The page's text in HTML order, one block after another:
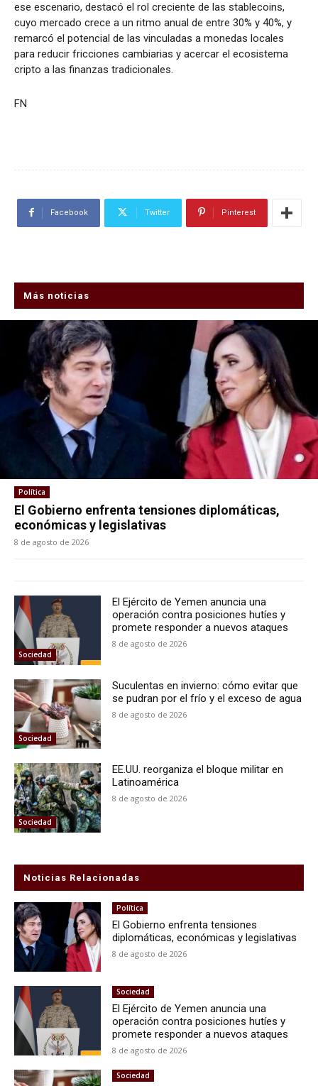
ese escenario, destacó el rol creciente de las stablecoins,
cuyo mercado crece a un ritmo anual de entre 30% y 40%, y
remarcó el potencial de las vinculadas a monedas locales
para reducir fricciones cambiarias y acercar el ecosistema
cripto a las finanzas tradicionales.
FN
Facebook Twitter Pinterest
Más noticias
Política
El Gobierno enfrenta tensiones diplomáticas,
económicas y legislativas
8 de agosto de 2026
Sociedad
El Ejército de Yemen anuncia una
operación contra posiciones hutíes y
promete responder a nuevos ataques
8 de agosto de 2026
Sociedad
Suculentas en invierno: cómo evitar que
se pudran por el frío y el exceso de agua
8 de agosto de 2026
Sociedad
EE.UU. reorganiza el bloque militar en
Latinoamérica
8 de agosto de 2026
Noticias Relacionadas
Política
El Gobierno enfrenta tensiones
diplomáticas, económicas y legislativas
8 de agosto de 2026
Sociedad
El Ejército de Yemen anuncia una
operación contra posiciones hutíes y
promete responder a nuevos ataques
8 de agosto de 2026
Sociedad